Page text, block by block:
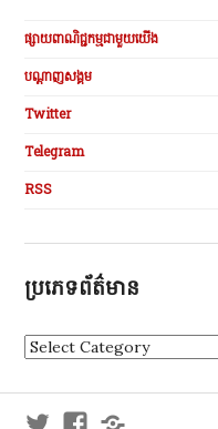
ផ្សាយពាណិជ្ជកម្មជាមួយយើង
បណ្ដាញសង្គម
Twitter
Telegram
RSS
ប្រភេទព័ត៌មាន
ប្
រ
ព័
TwitterFacebook